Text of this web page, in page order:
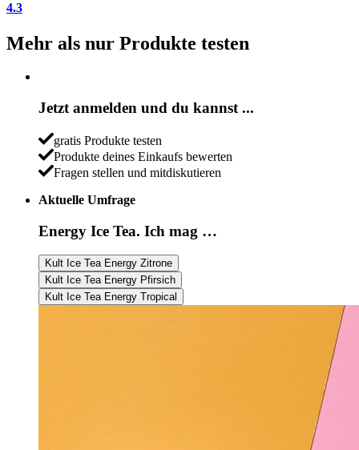
4.3
Mehr als nur Produkte testen
Jetzt anmelden und du kannst ...
gratis Produkte testen
Produkte deines Einkaufs bewerten
Fragen stellen und mitdiskutieren
Aktuelle Umfrage
Energy Ice Tea. Ich mag …
Kult Ice Tea Energy Zitrone
Kult Ice Tea Energy Pfirsich
Kult Ice Tea Energy Tropical